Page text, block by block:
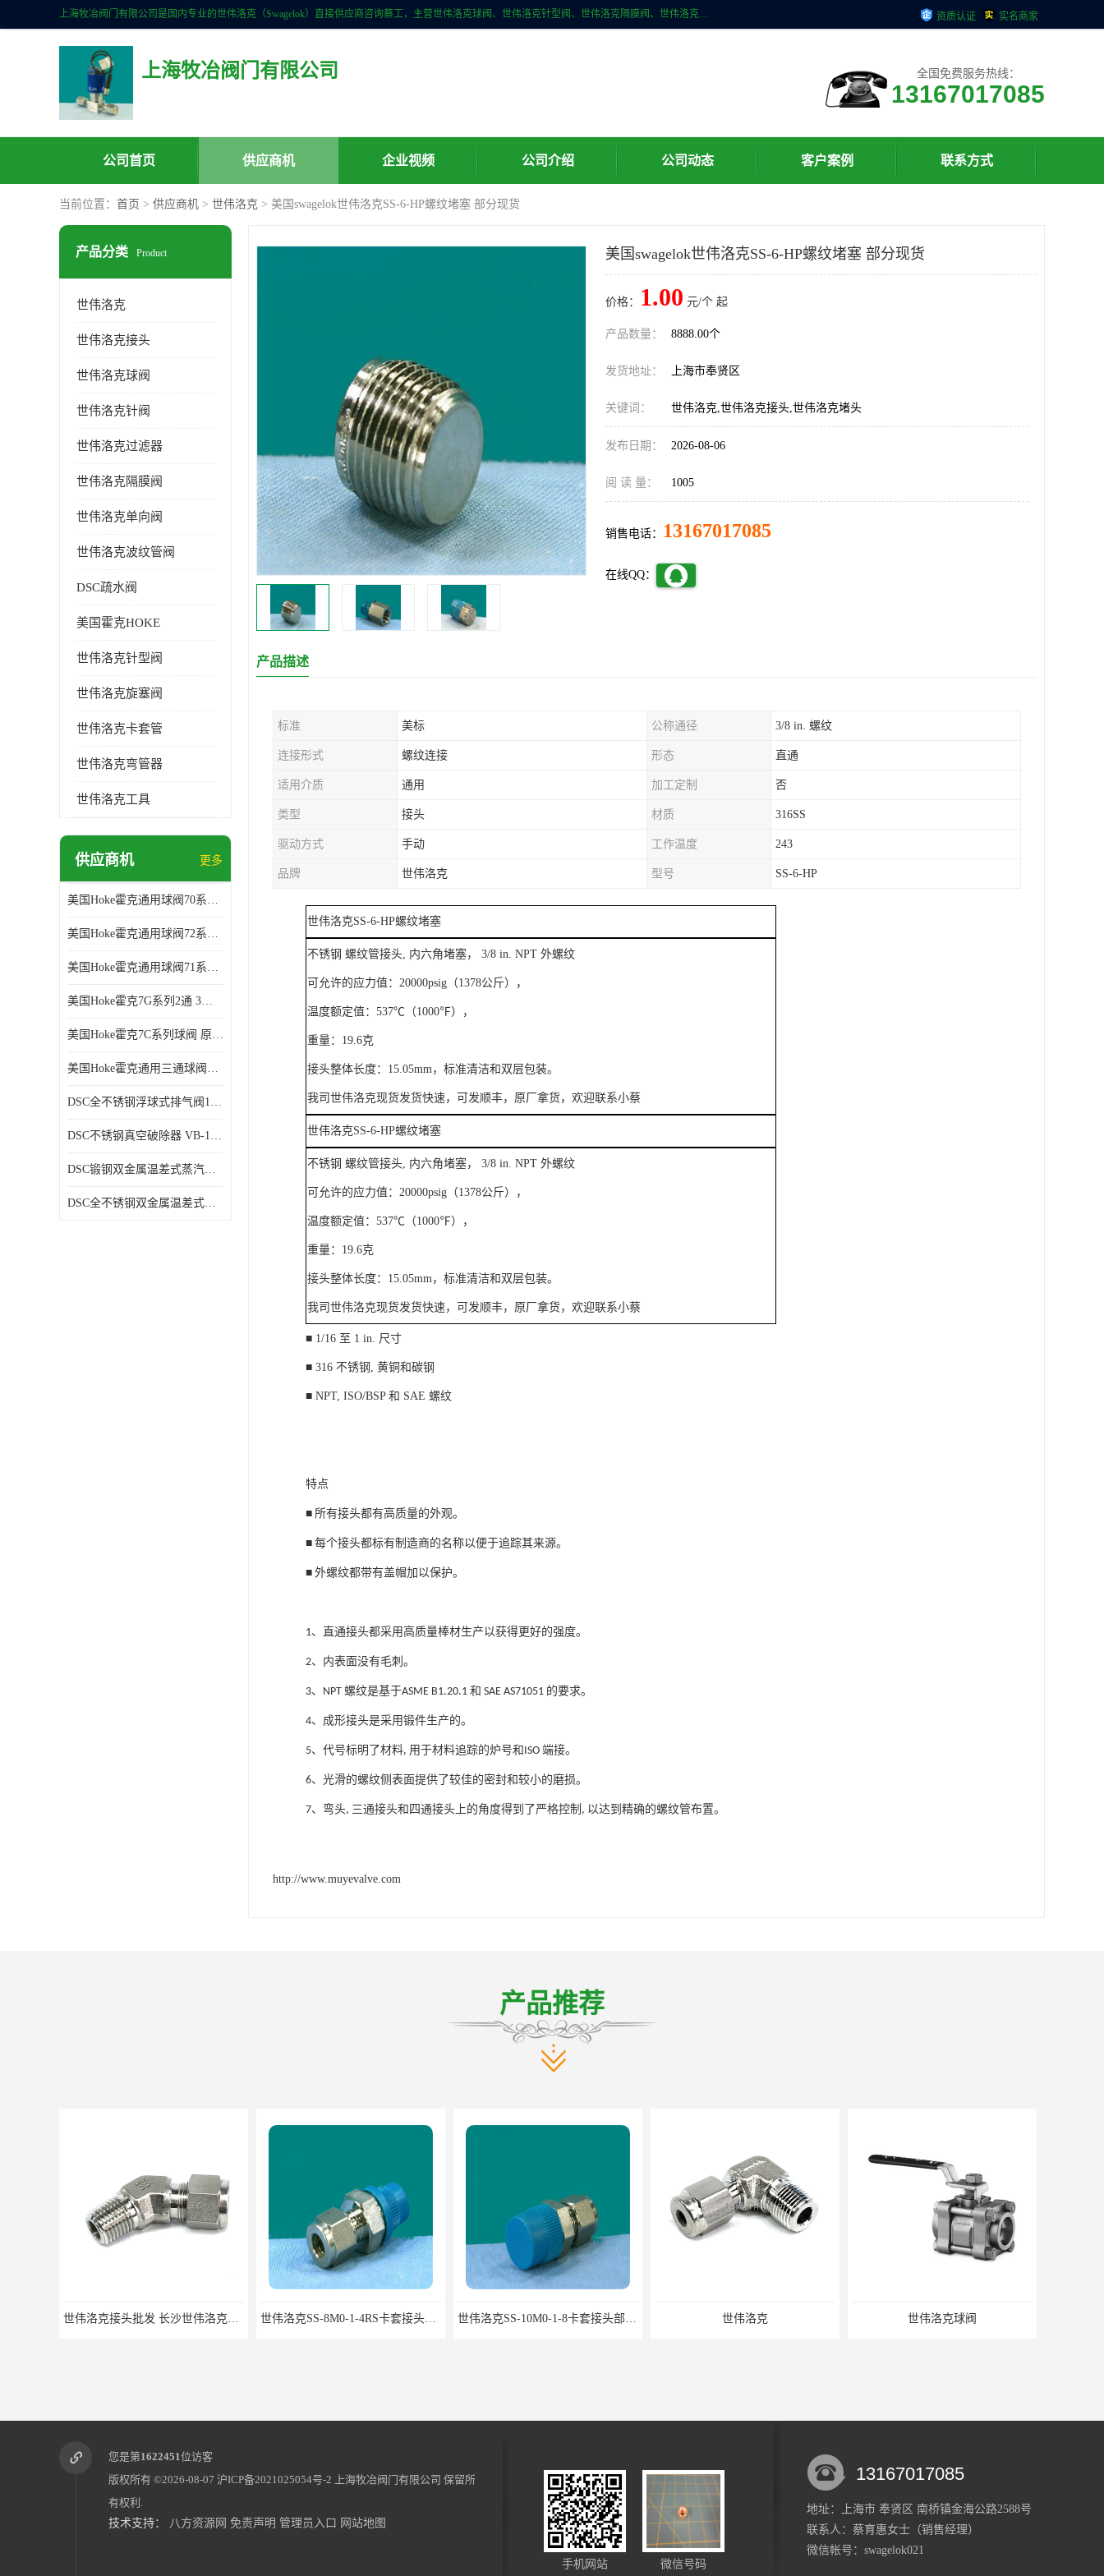
上海牧冶阀门有限公司是国内专业的世伟洛克（Swagelok）直接供应商咨询蔡工，主营世伟洛克球阀、世伟洛克针型阀、世伟洛克隔膜阀、世伟洛克旋塞阀、世伟洛克单向阀、世伟洛克接头、世伟洛克快速接头、世伟洛克卡套管、世伟洛克弯管器、世伟洛克工具等。 资质认证 实名商家
上海牧冶阀门有限公司 全国免费服务热线：
13167017085
公司首页 供应商机 企业视频 公司介绍 公司动态 客户案例 联系方式
当前位置： 首页 > 供应商机 > 世伟洛克 > 美国swagelok世伟洛克SS-6-HP螺纹堵塞 部分现货
产品分类 Product
世伟洛克
世伟洛克接头
世伟洛克球阀
世伟洛克针阀
世伟洛克过滤器
世伟洛克隔膜阀
世伟洛克单向阀
世伟洛克波纹管阀
DSC疏水阀
美国霍克HOKE
世伟洛克针型阀
世伟洛克旋塞阀
世伟洛克卡套管
世伟洛克弯管器
世伟洛克工具
供应商机 更多
美国Hoke霍克通用球阀70系列球阀 部分库存 原厂拿货
美国Hoke霍克通用球阀72系列棒料球阀 部分库存 原厂拿货
美国Hoke霍克通用球阀71系列球阀 部分库存 原厂拿货
美国Hoke霍克7G系列2通 3通球阀 部分库存 原厂拿货
美国Hoke霍克7C系列球阀 原厂拿货 部分库存
美国Hoke霍克通用三通球阀71和76系列球阀 部分库存 原厂拿货
DSC全不锈钢浮球式排气阀11AV系列
DSC不锈钢真空破除器 VB-1系列
DSC锻钢双金属温差式蒸汽疏水阀SB81、SB81F
DSC全不锈钢双金属温差式蒸汽疏水阀SB73、SB73F
美国swagelok世伟洛克SS-6-HP螺纹堵塞 部分现货
价格： 1.00 元/个 起
产品数量： 8888.00个
发货地址： 上海市奉贤区
关键词： 世伟洛克,世伟洛克接头,世伟洛克堵头
发布日期： 2026-08-06
阅 读 量： 1005
销售电话： 13167017085
在线QQ：
产品描述
标准 美标 公称通径 3/8 in. 螺纹
连接形式 螺纹连接 形态 直通
适用介质 通用 加工定制 否
类型 接头 材质 316SS
驱动方式 手动 工作温度 243
品牌 世伟洛克 型号 SS-6-HP
世伟洛克SS-6-HP螺纹堵塞
不锈钢 螺纹管接头, 内六角堵塞， 3/8 in. NPT 外螺纹
可允许的应力值：20000psig（1378公斤），
温度额定值：537℃（1000℉），
重量： 19.6克
接头整体长度： 15.05mm，标准清洁和双层包装。
我司世伟洛克现货发货快速，可发顺丰， 原厂拿货，欢迎联系小蔡
世伟洛克SS-6-HP螺纹堵塞
不锈钢 螺纹管接头, 内六角堵塞， 3/8 in. NPT 外螺纹
可允许的应力值：20000psig（1378公斤），
温度额定值：537℃（1000℉），
重量： 19.6克
接头整体长度： 15.05mm，标准清洁和双层包装。
我司世伟洛克现货发货快速，可发顺丰， 原厂拿货，欢迎联系小蔡
■ 1/16 至 1 in. 尺寸
■ 316 不锈钢, 黄铜和碳钢
■ NPT, ISO/BSP 和 SAE 螺纹
特点
■ 所有接头都有高质量的外观。
■ 每个接头都标有制造商的名称以便于追踪其来源。
■ 外螺纹都带有盖帽加以保护。
1、 直通接头都采用高质量棒材生产以获得更好的强度。
2、 内表面没有毛刺。
3、 NPT 螺纹是基于ASME B1.20.1 和 SAE AS71051 的要求。
4、 成形接头是采用锻件生产的。
5、 代号标明了材料, 用于材料追踪的炉号和 ISO 端接。
6、 光滑的螺纹侧表面提供了较佳的密封和较小的磨损。
7、 弯头, 三通接头和四通接头上的角度得到了严格控制 , 以达到精确的螺纹管布置。
http://www.muyevalve.com
产品推荐
世伟洛克接头批发 长沙世伟洛克接头 耐高温高压 世伟洛克SS-8M0-1-4RS卡套接头部分现货 世伟洛克SS-10M0-1-8卡套接头部分现货 世伟洛克 世伟洛克球阀
世伟洛克接头分销商 莱芜世伟洛克接头 上海总经销
您是第1622451位访客
版权所有 ©2026-08-07 沪ICP备2021025054号-2 上海牧冶阀门有限公司 保留所
有权利.
技术支持： 八方资源网 免责声明 管理员入口 网站地图
手机网站 微信号码
13167017085
地址：上海市 奉贤区 南桥镇金海公路2588号
联系人：蔡育惠女士 （销售经理）
微信帐号：swagelok021